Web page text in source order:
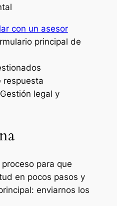
con un asesor
principal de
respuesta
Gestión legal y
para que
en pocos pasos y
enviarnos los